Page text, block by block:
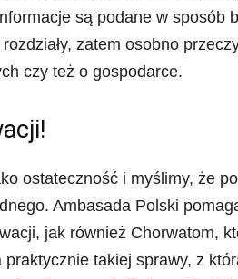
są podane w sposób
zatem osobno
czy też o gospodarce.
ostateczność i myślimy, że
Ambasada Polski
jak również Chorwatom,
takiej sprawy, z